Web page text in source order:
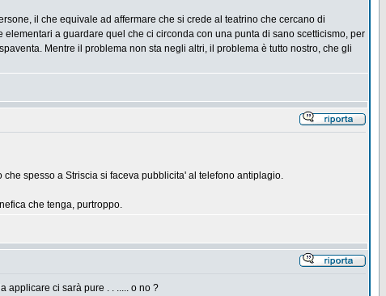
il che equivale ad affermare che si crede al teatrino che cercano di
a guardare quel che ci circonda con una punta di sano scetticismo, per
Mentre il problema non sta negli altri, il problema è tutto nostro, che gli
spesso a Striscia si faceva pubblicita' al telefono antiplagio.
che tenga, purtroppo.
applicare ci sarà pure . . ..... o no ?